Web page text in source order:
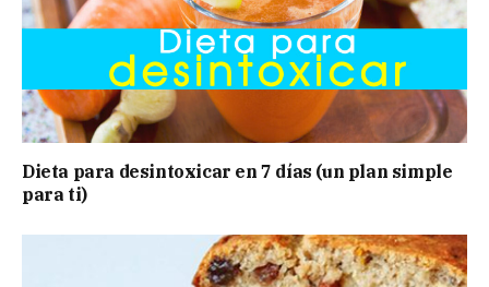
Dieta para desintoxicar en 7 días (un plan simple
para ti)